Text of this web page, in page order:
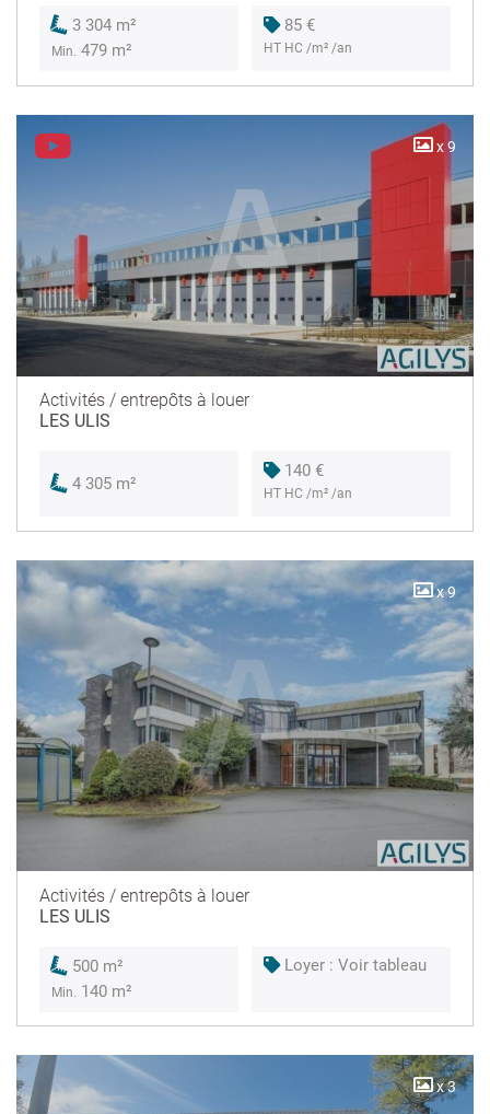
3 304 m²
Min. 479 m²
85 €
HT HC /m² /an
x 9
Activités / entrepôts à louer
LES ULIS
4 305 m²
140 €
HT HC /m² /an
x 9
Activités / entrepôts à louer
LES ULIS
500 m²
Min. 140 m²
Loyer : Voir tableau
x 3